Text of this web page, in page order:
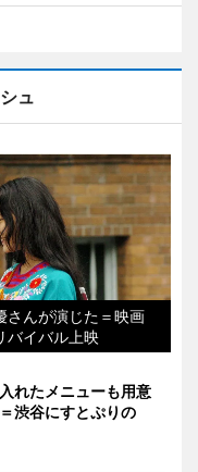
ュ
さんが演じた＝映画
バイバル上映
れたメニューも用意
渋谷にすとぷりの